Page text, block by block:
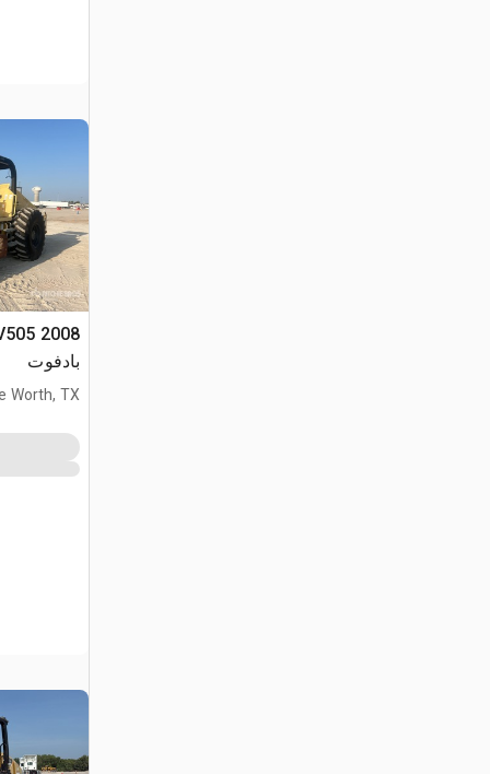
بادفوت
Worth, TX